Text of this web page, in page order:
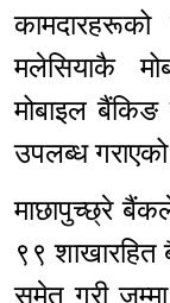
मलेसियाकै
मोबाइल बैंकिङ
उपलब्ध
माछापुच्छ्रे
९९
समेत गरी